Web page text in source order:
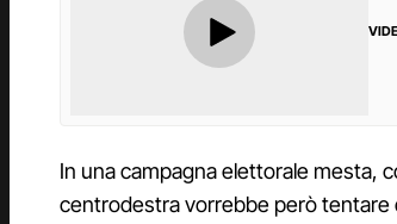
In una campagna elettorale mesta,
centrodestra vorrebbe però tentare